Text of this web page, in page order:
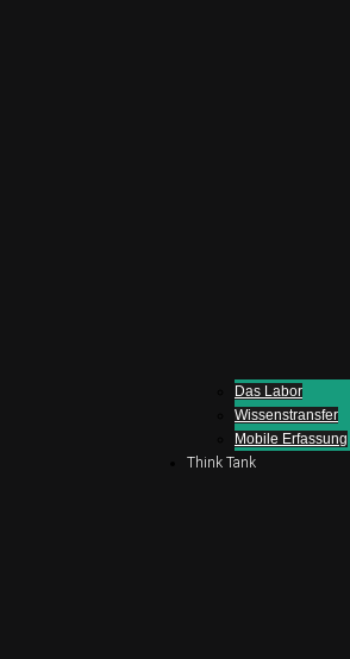
Das Labor
Wissenstransfer
Mobile Erfassung
Think Tank